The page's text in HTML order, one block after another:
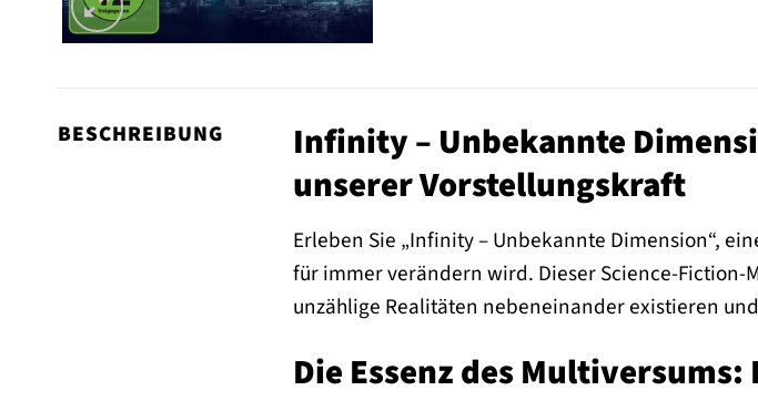
BESCHREIBUNG
Infinity – Unbekannte
unserer Vorstellungskraft
Erleben Sie „Infinity – Unbekannte Dimension“,
für immer verändern wird. Dieser Science-
unzählige Realitäten nebeneinander existieren
Die Essenz des